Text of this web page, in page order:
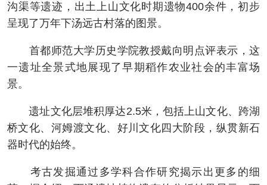
沟渠等遗迹，出土上山文化时期遗物400余件，初步
呈现了万年下汤远古村落的图景。
首都师范大学历史学院教授戴向明点评表示，这
一遗址全景式地展现了早期稻作农业社会的丰富场
景。
遗址文化层堆积厚达2.5米，包括上山文化、跨湖
桥文化、河姆渡文化、好川文化四大阶段，纵贯新石
器时代的始终。
考古发掘通过多学科合作研究揭示出更多的细